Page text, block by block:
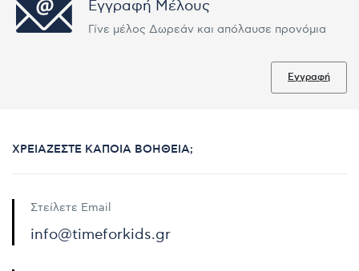
Εγγραφή Μέλους
Γίνε μέλος Δωρεάν και απόλαυσε προνόμια
Εγγραφή
ΧΡΕΙΆΖΕΣΤΕ ΚΆΠΟΙΑ ΒΟΉΘΕΙΑ;
Στείλετε Email
info@timeforkids.gr